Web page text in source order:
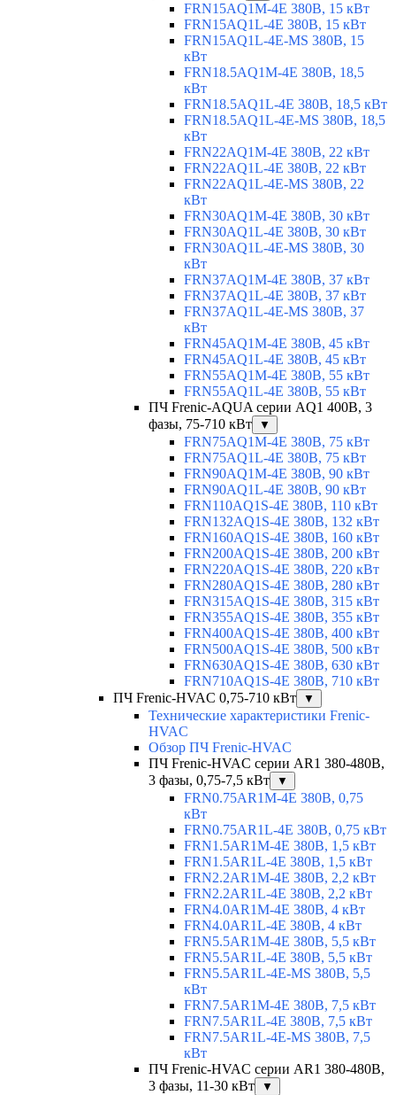
FRN15AQ1M-4E 380В, 15 кВт
FRN15AQ1L-4E 380В, 15 кВт
FRN15AQ1L-4E-MS 380В, 15
кВт
FRN18.5AQ1M-4E 380В, 18,5
кВт
FRN18.5AQ1L-4E 380В, 18,5 кВт
FRN18.5AQ1L-4E-MS 380В, 18,5
кВт
FRN22AQ1M-4E 380В, 22 кВт
FRN22AQ1L-4E 380В, 22 кВт
FRN22AQ1L-4E-MS 380В, 22
кВт
FRN30AQ1M-4E 380В, 30 кВт
FRN30AQ1L-4E 380В, 30 кВт
FRN30AQ1L-4E-MS 380В, 30
кВт
FRN37AQ1M-4E 380В, 37 кВт
FRN37AQ1L-4E 380В, 37 кВт
FRN37AQ1L-4E-MS 380В, 37
кВт
FRN45AQ1M-4E 380В, 45 кВт
FRN45AQ1L-4E 380В, 45 кВт
FRN55AQ1M-4E 380В, 55 кВт
FRN55AQ1L-4E 380В, 55 кВт
ПЧ Frenic-AQUA серии AQ1 400В, 3
фазы, 75-710 кВт
▼
FRN75AQ1M-4E 380В, 75 кВт
FRN75AQ1L-4E 380В, 75 кВт
FRN90AQ1M-4E 380В, 90 кВт
FRN90AQ1L-4E 380В, 90 кВт
FRN110AQ1S-4E 380В, 110 кВт
FRN132AQ1S-4E 380В, 132 кВт
FRN160AQ1S-4E 380В, 160 кВт
FRN200AQ1S-4E 380В, 200 кВт
FRN220AQ1S-4E 380В, 220 кВт
FRN280AQ1S-4E 380В, 280 кВт
FRN315AQ1S-4E 380В, 315 кВт
FRN355AQ1S-4E 380В, 355 кВт
FRN400AQ1S-4E 380В, 400 кВт
FRN500AQ1S-4E 380В, 500 кВт
FRN630AQ1S-4E 380В, 630 кВт
FRN710AQ1S-4E 380В, 710 кВт
ПЧ Frenic-HVAC 0,75-710 кВт
▼
Технические характеристики Frenic-
HVAC
Обзор ПЧ Frenic-HVAC
ПЧ Frenic-HVAC серии AR1 380-480В,
3 фазы, 0,75-7,5 кВт
▼
FRN0.75AR1M-4E 380В, 0,75
кВт
FRN0.75AR1L-4E 380В, 0,75 кВт
FRN1.5AR1M-4E 380В, 1,5 кВт
FRN1.5AR1L-4E 380В, 1,5 кВт
FRN2.2AR1M-4E 380В, 2,2 кВт
FRN2.2AR1L-4E 380В, 2,2 кВт
FRN4.0AR1M-4E 380В, 4 кВт
FRN4.0AR1L-4E 380В, 4 кВт
FRN5.5AR1M-4E 380В, 5,5 кВт
FRN5.5AR1L-4E 380В, 5,5 кВт
FRN5.5AR1L-4E-MS 380В, 5,5
кВт
FRN7.5AR1M-4E 380В, 7,5 кВт
FRN7.5AR1L-4E 380В, 7,5 кВт
FRN7.5AR1L-4E-MS 380В, 7,5
кВт
ПЧ Frenic-HVAC серии AR1 380-480В,
3 фазы, 11-30 кВт
▼